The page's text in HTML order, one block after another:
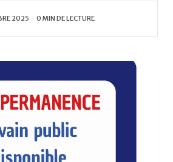
2025 0 MIN DE LECTURE